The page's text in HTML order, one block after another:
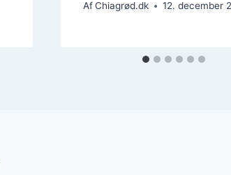
Af Chiagrød.dk 12. december